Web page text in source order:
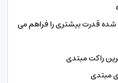
شده قدرت بیشتری را فراهم می
راکت مبتدی
مبتدی